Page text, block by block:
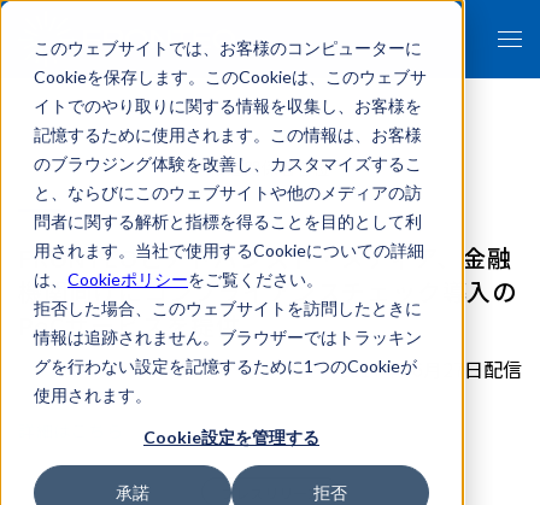
このウェブサイトでは、お客様のコンピューターに
Cookieを保存します。このCookieは、このウェブサ
イトでのやり取りに関する情報を収集し、お客様を
記憶するために使用されます。この情報は、お客様
のブラウジング体験を改善し、カスタマイズするこ
と、ならびにこのウェブサイトや他のメディアの訪
問者に関する解析と指標を得ることを目的として利
用されます。当社で使用するCookieについての詳細
は、 Cookieポリシーをご覧ください。
拒否した場合、このウェブサイトを訪問したときに
情報は追跡されません。ブラウザーではトラッキン
グを行わない設定を記憶するために1つのCookieが
使用されます。
Cookie設定を管理する
承諾 拒否
- 報道関係者各位 -
FRONTEOとアドバンスト・メディア、金融
機関向けにコンプライアンスチェック導入の
PoCサービスを提供
2017年06月27日配信
プレスリリース